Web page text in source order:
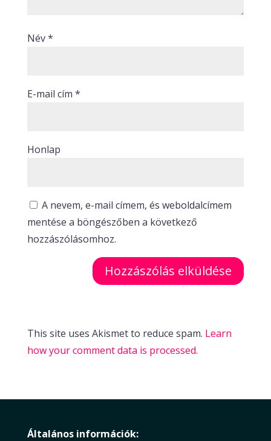
Név*
E-mail cím *
Honlap
A nevem, e-mail címem, és weboldalcímem
mentése a böngészőben a következő
hozzászólásomhoz.
This site uses Akismet to reduce spam. Learn
how your comment data is processed.
Általános információk: